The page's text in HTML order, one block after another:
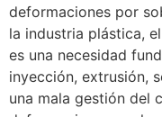
deformaciones por
la industria plástica,
es una necesidad
inyección, extrusión,
una mala gestión del